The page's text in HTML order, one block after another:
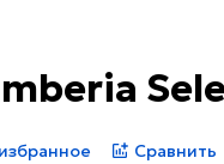
Сравнить